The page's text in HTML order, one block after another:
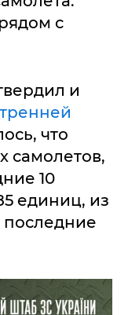
с
и
что
самолетов,
10
единиц, из
последние